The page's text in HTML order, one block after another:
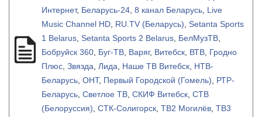
Интернет, Беларусь-24 8 канал Беларусь Live
Music Channel HD RU.TV (Беларусь)
Setanta Sports
1 Belarus Setanta Sports 2 Belarus БелМузТВ
Бобруйск 360 Буг-ТВ Варяг, Витебск ВТВ Гродно
Плюс Звязда Лида Наше ТВ Витебск НТВ-
Беларусь ОНТ, Первый Городской (Гомель)
РТР-
Беларусь Светлое ТВ СКИФ Витебск СТВ
(Белоруссия) СТК-Солигорск ТВ2 Могилёв ТВ3